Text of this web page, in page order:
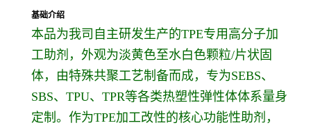
基础介绍
本品为我司自主研发生产的TPE专用高分子加
工助剂，外观为淡黄色至水白色颗粒/片状固
体，由特殊共聚工艺制备而成，专为SEBS、
SBS、TPU、TPR等各类热塑性弹性体体系量身
定制。作为TPE加工改性的核心功能性助剂，